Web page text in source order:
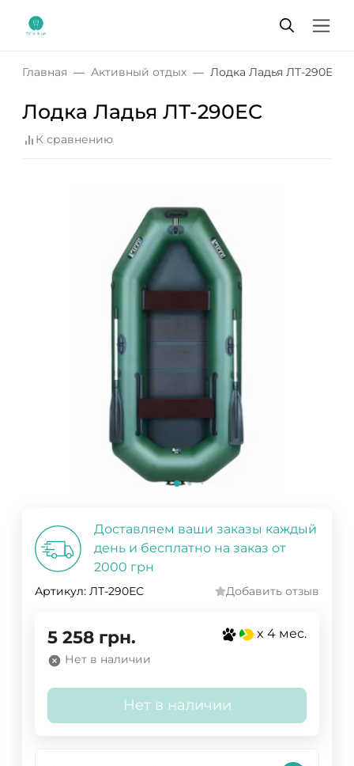
Главная Активный отдых Лодка Ладья ЛТ-290ЕС
Лодка Ладья ЛТ-290ЕС
К сравнению
Доставляем ваши заказы каждый
день и бесплатно на заказ от
2000 грн
Артикул: ЛТ-290ЕС Добавить отзыв
5 258 грн. x 4 мес.
Нет в наличии
Нет в наличии